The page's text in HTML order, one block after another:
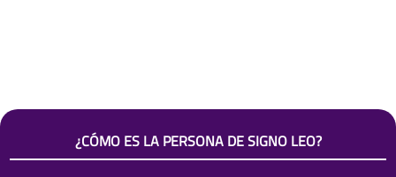
¿CÓMO ES LA PERSONA DE SIGNO LEO?